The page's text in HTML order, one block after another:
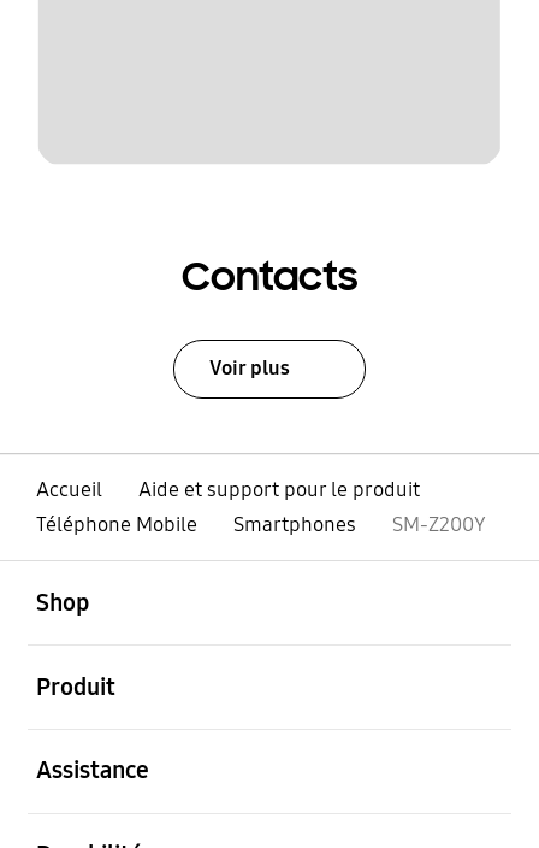
Contacts
Voir plus
Accueil
Aide et support pour le produit
Téléphone Mobile
Smartphones SM-Z200Y
Shop
Produit
Assistance